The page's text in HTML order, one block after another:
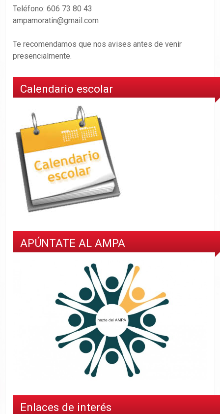
Teléfono: 606 73 80 43
ampamoratin@gmail.com
Te recomendamos que nos avises antes de venir
presencialmente.
Calendario escolar
APÚNTATE AL AMPA
Enlaces de interés